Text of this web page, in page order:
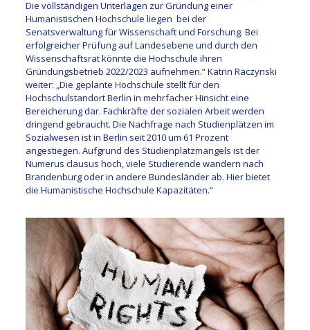
Die vollständigen Unterlagen zur Gründung einer
Humanistischen Hochschule liegen bei der
Senatsverwaltung für Wissenschaft und Forschung. Bei
erfolgreicher Prüfung auf Landesebene und durch den
Wissenschaftsrat könnte die Hochschule ihren
Gründungsbetrieb 2022/2023 aufnehmen.“ Katrin Raczynski
weiter: „Die geplante Hochschule stellt für den
Hochschulstandort Berlin in mehrfacher Hinsicht eine
Bereicherung dar. Fachkräfte der sozialen Arbeit werden
dringend gebraucht. Die Nachfrage nach Studienplätzen im
Sozialwesen ist in Berlin seit 2010 um 61 Prozent
angestiegen. Aufgrund des Studienplatzmangels ist der
Numerus clausus hoch, viele Studierende wandern nach
Brandenburg oder in andere Bundesländer ab. Hier bietet
die Humanistische Hochschule Kapazitäten.“